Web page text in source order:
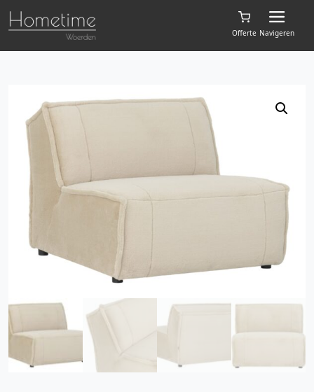
Offerte Navigeren